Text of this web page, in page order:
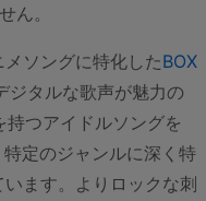
ん。
ソングに特化したBOX
ジタルな歌声が魅力の
持つアイドルソングを
特定のジャンルに深く特
ます。よりロックな刺